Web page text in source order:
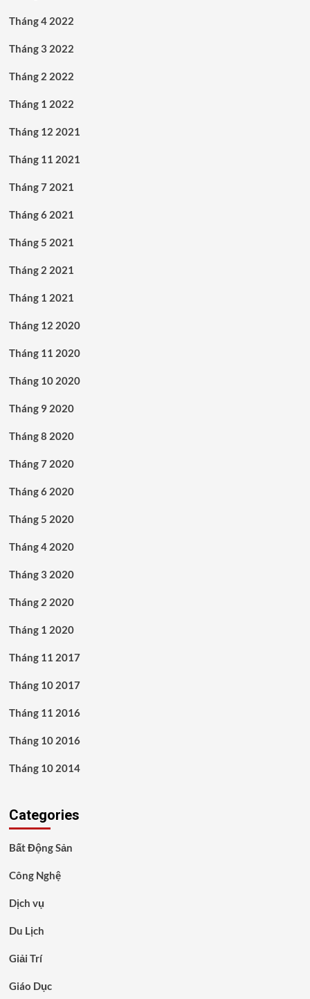
Tháng 4 2022
Tháng 3 2022
Tháng 2 2022
Tháng 1 2022
Tháng 12 2021
Tháng 11 2021
Tháng 7 2021
Tháng 6 2021
Tháng 5 2021
Tháng 2 2021
Tháng 1 2021
Tháng 12 2020
Tháng 11 2020
Tháng 10 2020
Tháng 9 2020
Tháng 8 2020
Tháng 7 2020
Tháng 6 2020
Tháng 5 2020
Tháng 4 2020
Tháng 3 2020
Tháng 2 2020
Tháng 1 2020
Tháng 11 2017
Tháng 10 2017
Tháng 11 2016
Tháng 10 2016
Tháng 10 2014
Categories
Bất Động Sản
Công Nghệ
Dịch vụ
Du Lịch
Giải Trí
Giáo Dục